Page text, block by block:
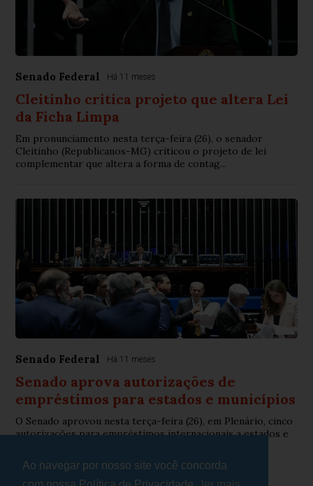
Ao navegar por nosso site você concorda
Senado Federal Há 11 meses
Cleitinho critica projeto que altera Lei
da Ficha Limpa
Em pronunciamento nesta terça-feira (26), o senador
Cleitinho (Republicanos-MG) criticou o projeto de lei
complementar que altera a forma de contag...
Senado Federal Há 11 meses
Senado aprova autorizações de
empréstimos para estados e municípios
O Senado aprovou nesta terça-feira (26), em Plenário, cinco
autorizações para empréstimos internacionais a estados e